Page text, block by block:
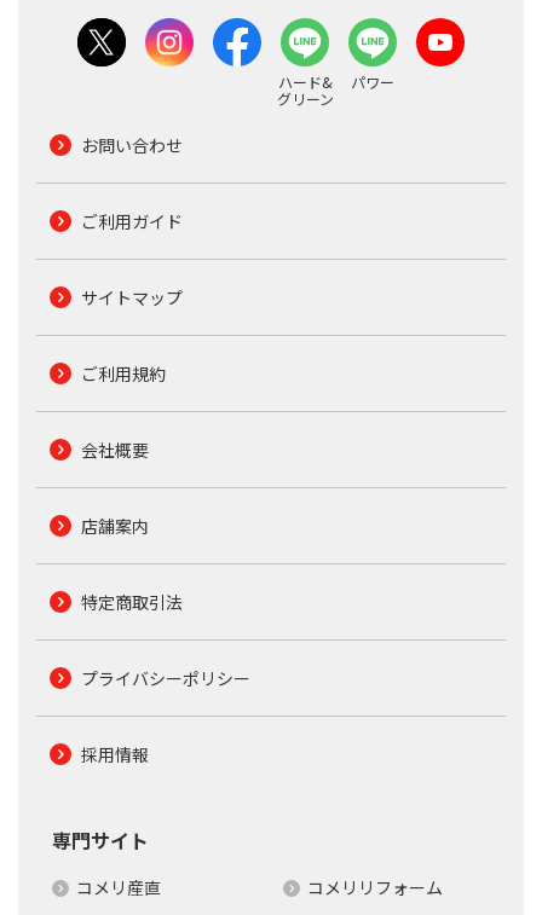
ハード&
グリーン
パワー
お問い合わせ
ご利用ガイド
サイトマップ
ご利用規約
会社概要
店舗案内
特定商取引法
プライバシーポリシー
採用情報
専門サイト
コメリ産直 コメリリフォーム